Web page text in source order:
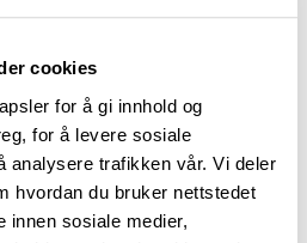
cookies
for å gi innhold og
for å levere sosiale
analysere trafikken vår. Vi deler
hvordan du bruker nettstedet
innen sosiale medier,
og følge opp
med arkiv,
for godkjenning.
til deponi vil på sikt motta
invitasjon til å bruke det nye